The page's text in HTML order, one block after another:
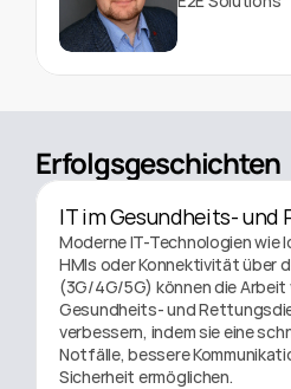
Erfolgsgeschichten
IT im Gesundheits- und
Moderne IT-Technologien wie
HMIs oder Konnektivität über
(3G/4G/5G) können die
Gesundheits- und
verbessern, indem sie eine
Notfälle, bessere
Sicherheit ermöglichen.